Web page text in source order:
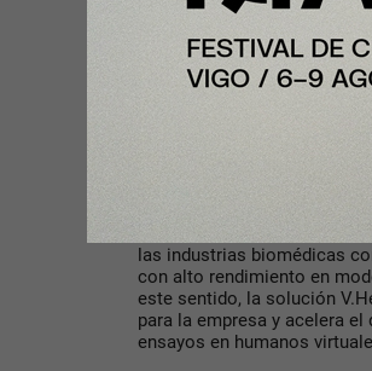
Los humanos virtuales de
médicos de pacientes
Desplegada en la nube (con
las industrias biomédicas
con alto rendimiento en
este sentido, la solución
para la empresa y acelera
ensayos en humanos